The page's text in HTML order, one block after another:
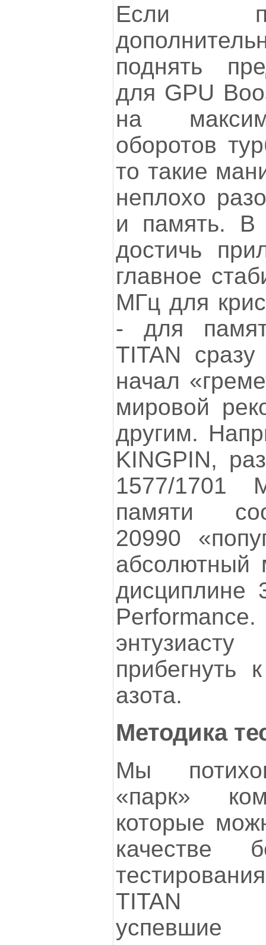
Если
поднять
для GPU
на
оборотов
то такие
неплохо
и память. В
достичь
главное
МГц для
- для
TITAN
начал
мировой
другим.
KINGPIN,
1577/
памяти
20990
абсолютный
дисциплине
прибегнуть
азота.
Методика
Мы
«парк»
которые
качестве
TITAN